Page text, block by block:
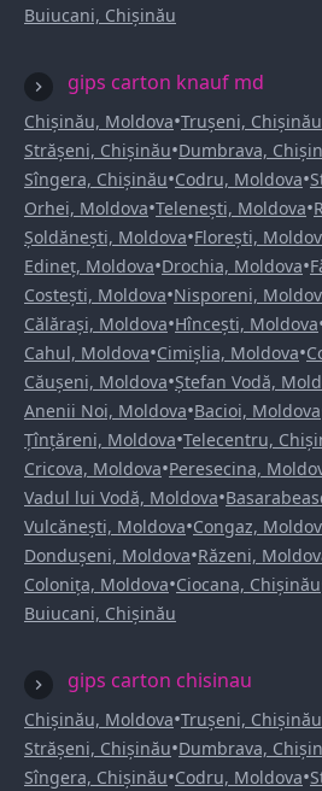
Buiucani, Chișinău
gips carton knauf md
Chișinău, Moldova•Trușeni, Chișinău
Strășeni, Chișinău•Dumbrava,
Sîngera, Chișinău•Codru, Moldova•
Orhei, Moldova•Telenești, Moldova•
Șoldănești, Moldova•Florești,
Edineț, Moldova•Drochia, Moldova•
Costești, Moldova•Nisporeni,
Călărași, Moldova•Hîncești, Moldova
Cahul, Moldova•Cimișlia, Moldova•
Căușeni, Moldova•Ștefan Vodă,
Anenii Noi, Moldova•Bacioi, Moldova
Țînțăreni, Moldova•Telecentru,
Cricova, Moldova•Peresecina,
Vadul lui Vodă, Moldova•
Vulcănești, Moldova•Congaz,
Dondușeni, Moldova•Răzeni,
Colonița, Moldova•Ciocana, Chișinău
Buiucani, Chișinău
gips carton chisinau
Chișinău, Moldova•Trușeni, Chișinău
Strășeni, Chișinău•Dumbrava,
Sîngera, Chișinău•Codru, Moldova•